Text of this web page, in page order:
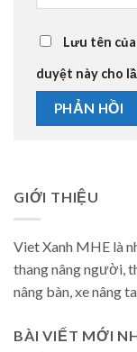
Lưu tên
duyệt này cho
GIỚI THIỆU
Viet Xanh MHE là
thang nâng người,
nâng bàn, xe nâng
BÀI VIẾT MỚI